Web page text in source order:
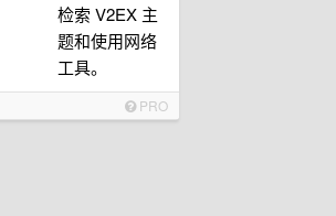
检索 V2EX 主
题和使用网络
工具。
PRO